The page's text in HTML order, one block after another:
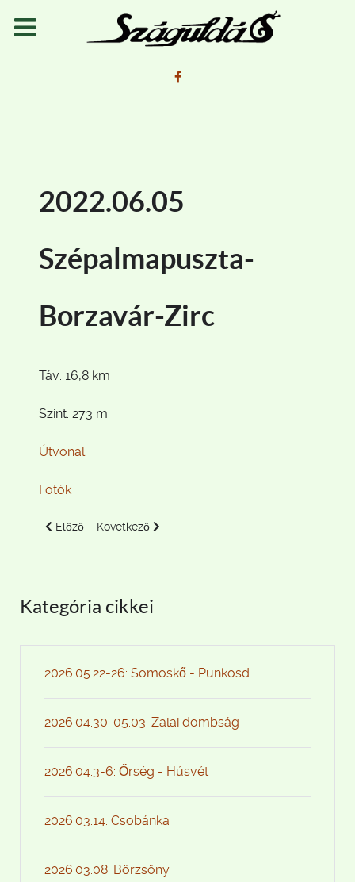
2022.06.05
Szépalmapuszta-
Borzavár-Zirc
Táv: 16,8 km
Szint: 273 m
Útvonal
Fotók
Előző cikk: 2022.06.06 Bakonynána-Jásd-Bakonynána
Előző Következő cikk: 2022.06.04 Bakonybél - Kőris-
Következő
Kategória cikkei
2026.05.22-26: Somoskő - Pünkösd
2026.04.30-05.03: Zalai dombság
2026.04.3-6: Őrség - Húsvét
2026.03.14: Csobánka
2026.03.08: Börzsöny